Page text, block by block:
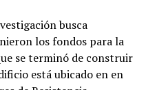
busca
los fondos para la
se terminó de construir
está ubicado en en